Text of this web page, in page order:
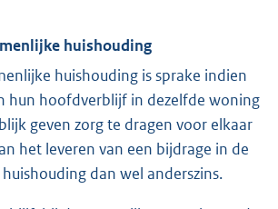
huishouding
huishouding is sprake indien
hun hoofdverblijf in dezelfde woning
geven zorg te dragen voor elkaar
het leveren van een bijdrage in de
dan wel anderszins.